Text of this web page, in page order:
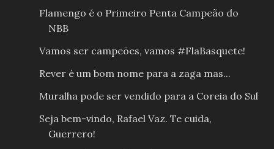
Flamengo é o Primeiro Penta Campeão do
NBB
Vamos ser campeões, vamos #FlaBasquete!
Rever é um bom nome para a zaga mas...
Muralha pode ser vendido para a Coreia do Sul
Seja bem-vindo, Rafael Vaz. Te cuida,
Guerrero!